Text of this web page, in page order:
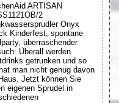
ARTISAN
2
Onyx
Kinderfest, spontane
überraschender
Überall werden
getrunken und so
man nicht genug davon
Jetzt können Sie
eigenen Sprudel in